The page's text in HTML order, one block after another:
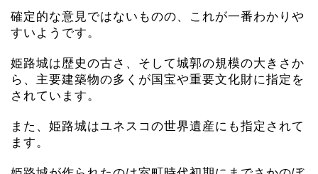
確定的な意見ではないものの、これが一番わかりや
すいようです。
姫路城は歴史の古さ、そして城郭の規模の大きさか
ら、主要建築物の多くが国宝や重要文化財に指定を
されています。
また、姫路城はユネスコの世界遺産にも指定されて
ます。